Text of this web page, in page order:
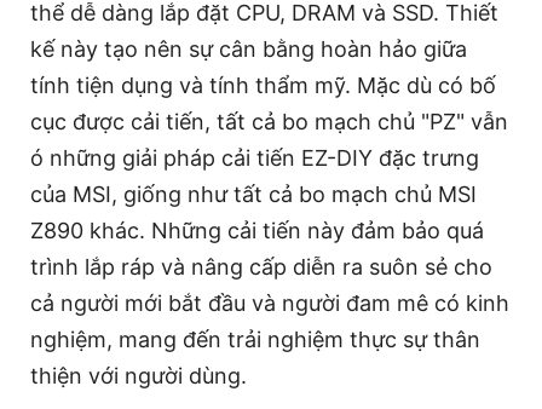
thể dễ dàng lắp đặt CPU, DRAM và SSD. Thiết
kế này tạo nên sự cân bằng hoàn hảo giữa
tính tiện dụng và tính thẩm mỹ. Mặc dù có bố
cục được cải tiến, tất cả bo mạch chủ "PZ" vẫn
ó những giải pháp cải tiến EZ-DIY đặc trưng
của MSI, giống như tất cả bo mạch chủ MSI
Z890 khác. Những cải tiến này đảm bảo quá
trình lắp ráp và nâng cấp diễn ra suôn sẻ cho
cả người mới bắt đầu và người đam mê có kinh
nghiệm, mang đến trải nghiệm thực sự thân
thiện với người dùng.